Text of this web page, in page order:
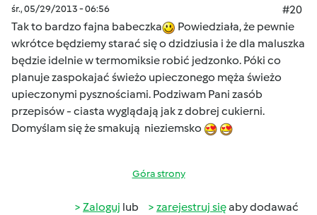
śr., 05/29/2013 - 06:56
#20
Tak to bardzo fajna babeczka
Powiedziała, że pewnie
wkrótce będziemy starać się o dzidziusia i że dla maluszka
będzie idelnie w termomiksie robić jedzonko. Póki co
planuje zaspokajać świeżo upieczonego męża świeżo
upieczonymi pysznościami. Podziwam Pani zasób
przepisów - ciasta wyglądają jak z dobrej cukierni.
Domyślam się że smakują nieziemsko
Góra strony
Zaloguj lub zarejestruj sięaby dodawać